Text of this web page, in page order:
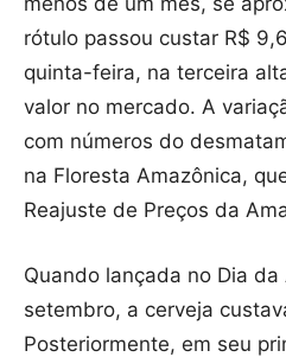
rótulo passou custar R$
quinta-feira, na terceira
valor no mercado. A
com números do
na Floresta Amazônica,
Reajuste de Preços da
Quando lançada no Dia
setembro, a cerveja
Posteriormente, em seu